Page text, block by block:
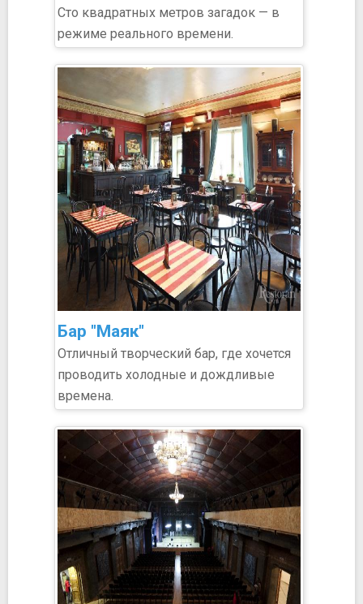
Сто квадратных метров загадок — в
режиме реального времени.
Бар "Маяк"
Отличный творческий бар, где хочется
проводить холодные и дождливые
времена.